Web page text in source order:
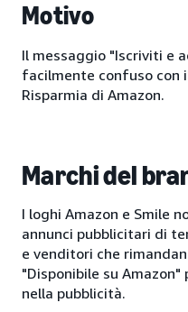
Motivo
Il messaggio "Iscriviti e
facilmente confuso con
Risparmia di Amazon.
Marchi del
I loghi Amazon e Smile
annunci pubblicitari di
e venditori che
"Disponibile su
nella pubblicità.